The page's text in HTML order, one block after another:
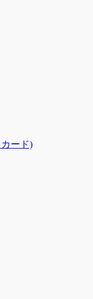
ード)